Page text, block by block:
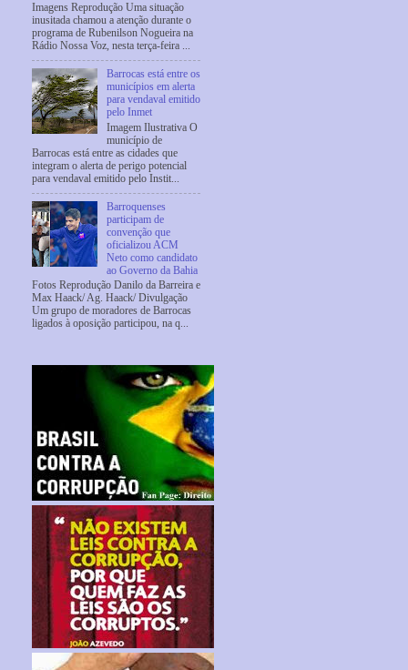
Imagens Reprodução Uma situação
inusitada chamou a atenção durante o
programa de Rubenilson Nogueira na
Rádio Nossa Voz, nesta terça-feira ...
Barrocas está entre os
municípios em alerta
para vendaval emitido
pelo Inmet
Imagem Ilustrativa O
município de
Barrocas está entre as cidades que
integram o alerta de perigo potencial
para vendaval emitido pelo Instit...
Barroquenses
participam de
convenção que
oficializou ACM
Neto como candidato
ao Governo da Bahia
Fotos Reprodução Danilo da Barreira e
Max Haack/ Ag. Haack/ Divulgação
Um grupo de moradores de Barrocas
ligados à oposição participou, na q...